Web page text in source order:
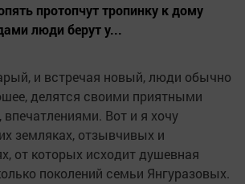
протопчут тропинку к дому
люди берут у...
и встречая новый, люди обычно
делятся своими приятными
Вот и я хочу
земляках, отзывчивых и
от которых исходит душевная
поколений семьи Янгуразовых.